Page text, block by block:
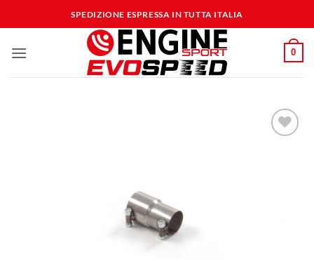
ai
SPEDIZIONE ESPRESSA IN TUTTA ITALIA
0